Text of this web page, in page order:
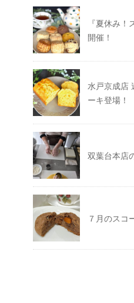
『夏休み！
開催！
水戸京成店
ーキ登場！
双葉台本店
７月のスコ